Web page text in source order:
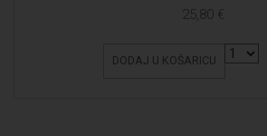
25,80 €
DODAJ U KOŠARICU